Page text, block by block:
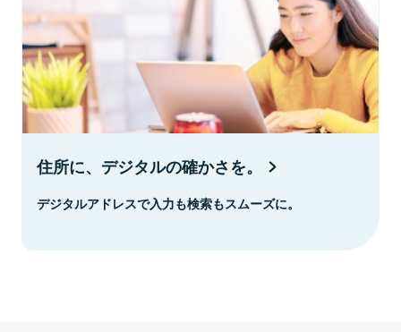
住所に、デジタルの確かさを。
デジタルアドレスで入力も検索もスムーズに。